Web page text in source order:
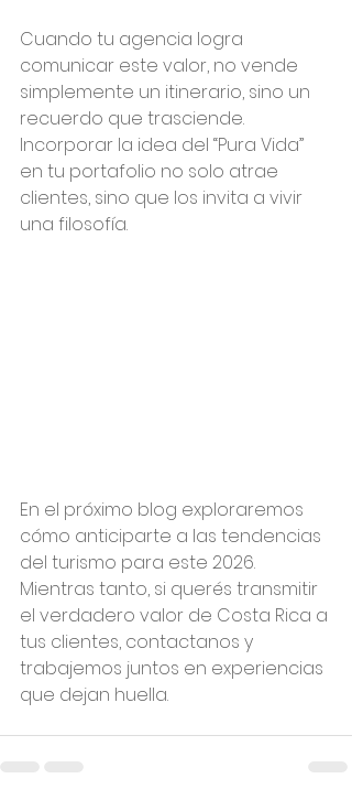
Cuando tu agencia logra
comunicar este valor, no vende
simplemente un itinerario, sino un
recuerdo que trasciende.
Incorporar la idea del “Pura Vida”
en tu portafolio no solo atrae
clientes, sino que los invita a vivir
una filosofía.
En el próximo blog exploraremos
cómo anticiparte a las tendencias
del turismo para este 2026.
Mientras tanto, si querés transmitir
el verdadero valor de Costa Rica a
tus clientes, contactanos y
trabajemos juntos en experiencias
que dejan huella.